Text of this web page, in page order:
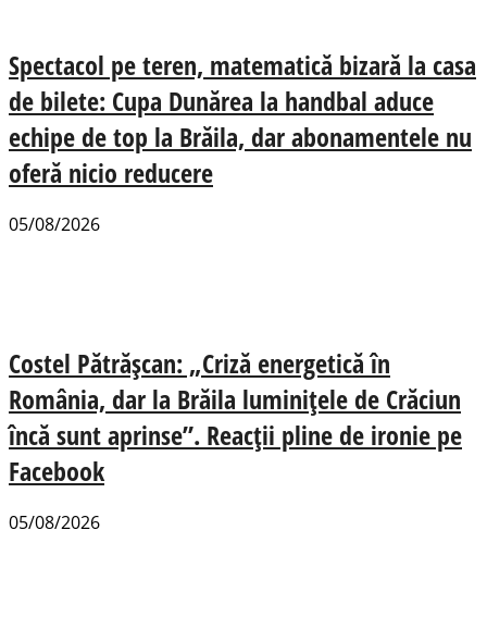
Spectacol pe teren, matematică bizară la casa
de bilete: Cupa Dunărea la handbal aduce
echipe de top la Brăila, dar abonamentele nu
oferă nicio reducere
05/08/2026
Costel Pătrășcan: „Criză energetică în
România, dar la Brăila luminițele de Crăciun
încă sunt aprinse”. Reacții pline de ironie pe
Facebook
05/08/2026